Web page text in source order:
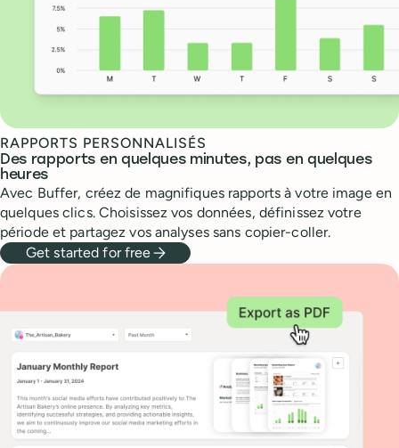
RAPPORTS PERSONNALISÉS
Des rapports en quelques minutes, pas en quelques
heures
Avec Buffer, créez de magnifiques rapports à votre image en
quelques clics. Choisissez vos données, définissez votre
période et partagez vos analyses sans copier-coller.
Get started for free